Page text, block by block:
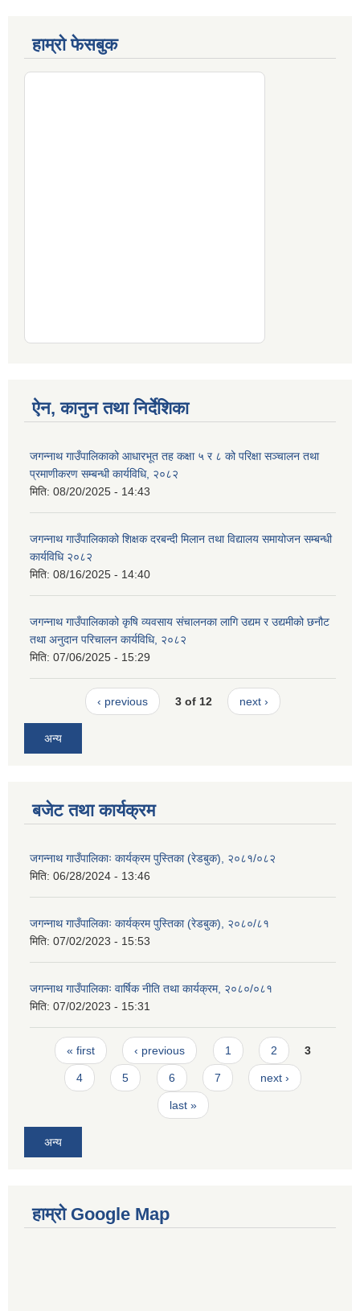
हाम्रो फेसबुक
ऐन, कानुन तथा निर्देशिका
जगन्नाथ गाउँपालिकाको आधारभूत तह कक्षा ५ र ८ को परिक्षा सञ्चालन तथा
प्रमाणीकरण सम्बन्धी कार्यविधि, २०८२
मिति: 08/20/2025 - 14:43
जगन्नाथ गाउँपालिकाको शिक्षक दरबन्दी मिलान तथा विद्यालय समायोजन सम्बन्धी
कार्यविधि २०८२
मिति: 08/16/2025 - 14:40
जगन्नाथ गाउँपालिकाको क‍ृषि व्यवसाय संचालनका लागि उद्यम र उद्यमीको छनौट
तथा अनुदान परिचालन कार्यविधि, २०८२
मिति: 07/06/2025 - 15:29
‹ previous 3 of 12 next ›
अन्य
बजेट तथा कार्यक्रम
जगन्नाथ गाउँपालिकाः कार्यक्रम पुस्तिका (रेडबुक), २०८१/०८२
मिति: 06/28/2024 - 13:46
जगन्नाथ गाउँपालिकाः कार्यक्रम पुस्तिका (रेडबुक), २०८०/८१
मिति: 07/02/2023 - 15:53
जगन्नाथ गाउँपालिकाः वार्षिक नीति तथा कार्यक्रम, २०८०/०८१
मिति: 07/02/2023 - 15:31
Pages
« first ‹ previous 1 2 3
4 5 6 7 next ›
last »
अन्य
हाम्रो Google Map